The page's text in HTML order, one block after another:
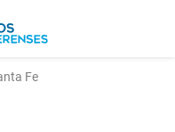
Fe